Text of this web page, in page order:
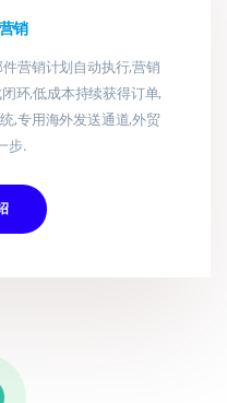
销
营销计划自动执行,营销
环,低成本持续获得订单,
,专用海外发送通道,外贸
步.